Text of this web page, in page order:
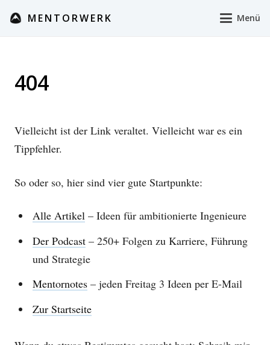
MENTORWERK Menü
404
Vielleicht ist der Link veraltet. Vielleicht war es ein
Tippfehler.
So oder so, hier sind vier gute Startpunkte:
Alle Artikel– Ideen für ambitionierte Ingenieure
Der Podcast– 250+ Folgen zu Karriere, Führung
und Strategie
Mentornotes– jeden Freitag 3 Ideen per E-Mail
Zur Startseite